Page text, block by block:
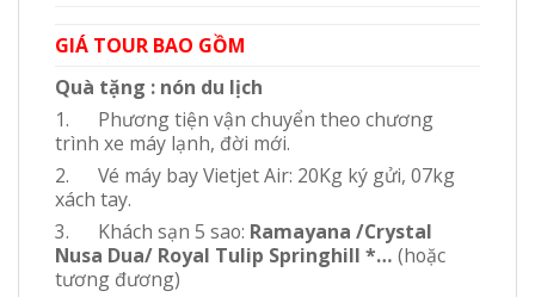
GIÁ TOUR BAO GỒM
Quà tặng : nón du lịch
1. Phương tiện vận chuyển theo chương
trình xe máy lạnh, đời mới.
2. Vé máy bay Vietjet Air: 20Kg ký gửi, 07kg
xách tay.
3. Khách sạn 5 sao: Ramayana /Crystal
Nusa Dua/ Royal Tulip Springhill *… (hoặc
tương đương)